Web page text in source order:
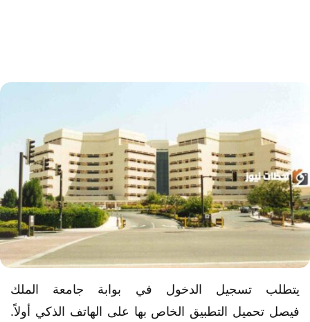
يتطلب تسجيل الدخول في بوابة جامعة الملك
فيصل تحميل التطبيق الخاص بها على الهاتف الذكي أولاً.